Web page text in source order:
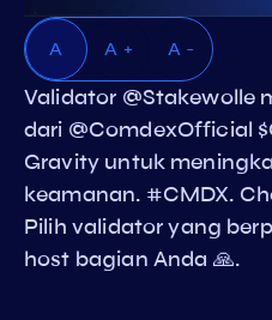
A A + A -
Validator @Stakewolle
dari @ComdexOfficial
Gravity untuk
keamanan. #CMDX.
Pilih validator yang
host bagian Anda 🙏.